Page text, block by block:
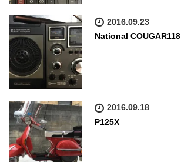
2016.09.23
National COUGAR118
2016.09.18
P125X